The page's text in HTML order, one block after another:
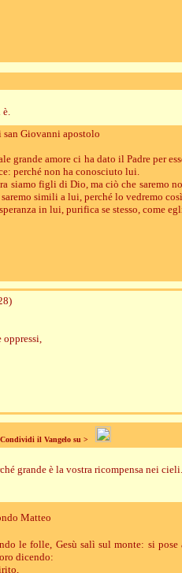
è.
Giovanni apostolo
grande amore ci ha dato il Padre per
perché non ha conosciuto lui.
siamo figli di Dio, ma ciò che saremo
simili a lui, perché lo vedremo
in lui, purifica se stesso, come
oppressi,
Condividi il Vangelo su >
grande è la vostra ricompensa nei cieli.
Matteo
le folle, Gesù salì sul monte: si
dicendo: